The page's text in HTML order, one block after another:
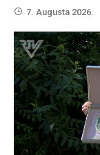
7. Augusta 2026.